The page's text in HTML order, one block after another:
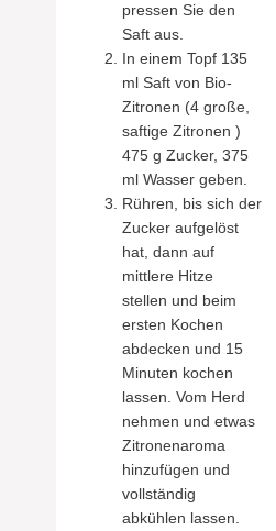
pressen Sie den
Saft aus.
In einem Topf 135
ml Saft von Bio-
Zitronen (4 große,
saftige Zitronen )
475 g Zucker, 375
ml Wasser geben.
Rühren, bis sich der
Zucker aufgelöst
hat, dann auf
mittlere Hitze
stellen und beim
ersten Kochen
abdecken und 15
Minuten kochen
lassen. Vom Herd
nehmen und etwas
Zitronenaroma
hinzufügen und
vollständig
abkühlen lassen.